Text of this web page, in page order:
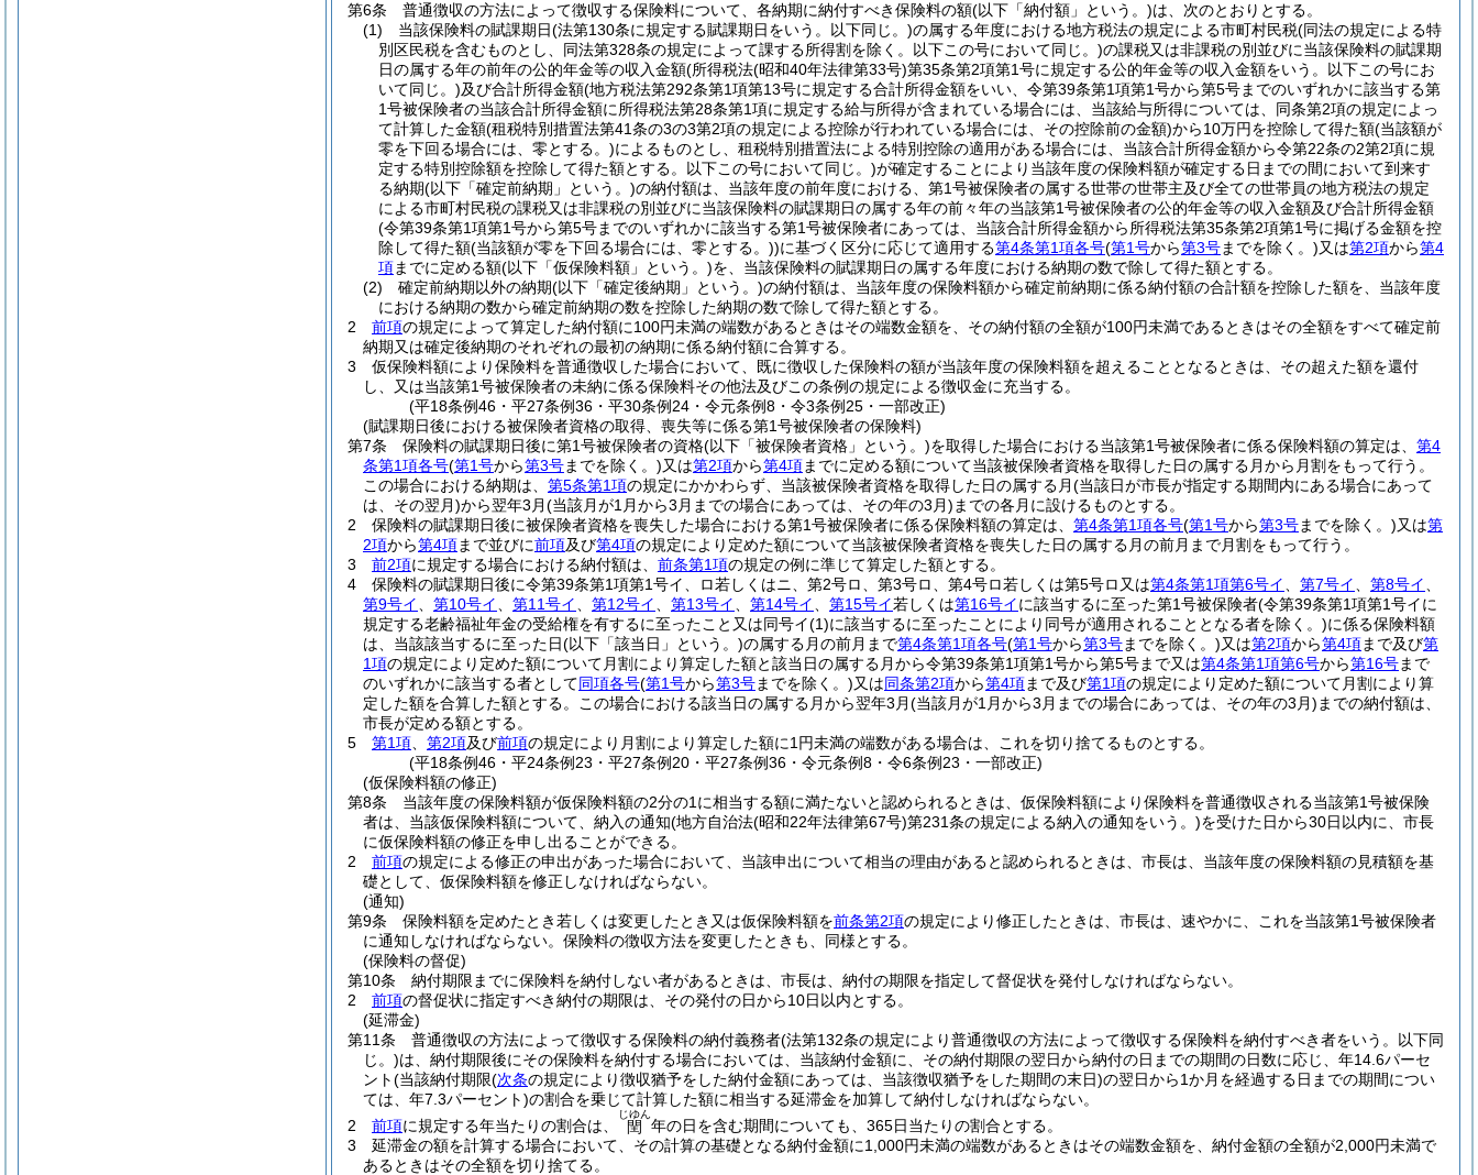
第6条
普通徴収の方法によって徴収する保険料について、各納期に納付すべき保険料の額(以下「納付額」という。)は、次のとおりとする。
(1)
当該保険料の賦課期日(法第130条に規定する賦課期日をいう。以下同じ。)の属する年度における地方税法の規定による市町村民税(同法の規定による特
別区民税を含むものとし、同法第328条の規定によって課する所得割を除く。以下この号において同じ。)の課税又は非課税の別並びに当該保険料の賦課期
日の属する年の前年の公的年金等の収入金額(所得税法(昭和40年法律第33号)第35条第2項第1号に規定する公的年金等の収入金額をいう。以下この号にお
いて同じ。)及び合計所得金額(地方税法第292条第1項第13号に規定する合計所得金額をいい、令第39条第1項第1号から第5号までのいずれかに該当する第
1号被保険者の当該合計所得金額に所得税法第28条第1項に規定する給与所得が含まれている場合には、当該給与所得については、同条第2項の規定によっ
て計算した金額(租税特別措置法第41条の3の3第2項の規定による控除が行われている場合には、その控除前の金額)から10万円を控除して得た額(当該額が
零を下回る場合には、零とする。)によるものとし、租税特別措置法による特別控除の適用がある場合には、当該合計所得金額から令第22条の2第2項に規
定する特別控除額を控除して得た額とする。以下この号において同じ。)が確定することにより当該年度の保険料額が確定する日までの間において到来す
る納期(以下「確定前納期」という。)の納付額は、当該年度の前年度における、第1号被保険者の属する世帯の世帯主及び全ての世帯員の地方税法の規定
による市町村民税の課税又は非課税の別並びに当該保険料の賦課期日の属する年の前々年の当該第1号被保険者の公的年金等の収入金額及び合計所得金額
(令第39条第1項第1号から第5号までのいずれかに該当する第1号被保険者にあっては、当該合計所得金額から所得税法第35条第2項第1号に掲げる金額を控
除して得た額(当該額が零を下回る場合には、零とする。))に基づく区分に応じて適用する第4条第1項各号(第1号から第3号までを除く。)又は第2項から第4
項までに定める額(以下「仮保険料額」という。)を、当該保険料の賦課期日の属する年度における納期の数で除して得た額とする。
(2)
確定前納期以外の納期(以下「確定後納期」という。)の納付額は、当該年度の保険料額から確定前納期に係る納付額の合計額を控除した額を、当該年度
における納期の数から確定前納期の数を控除した納期の数で除して得た額とする。
2
前項の規定によって算定した納付額に100円未満の端数があるときはその端数金額を、その納付額の全額が100円未満であるときはその全額をすべて確定前
納期又は確定後納期のそれぞれの最初の納期に係る納付額に合算する。
3
仮保険料額により保険料を普通徴収した場合において、既に徴収した保険料の額が当該年度の保険料額を超えることとなるときは、その超えた額を還付
し、又は当該第1号被保険者の未納に係る保険料その他法及びこの条例の規定による徴収金に充当する。
(平18条例46・平27条例36・平30条例24・令元条例8・令3条例25・一部改正)
(賦課期日後における被保険者資格の取得、喪失等に係る第1号被保険者の保険料)
第7条
保険料の賦課期日後に第1号被保険者の資格(以下「被保険者資格」という。)を取得した場合における当該第1号被保険者に係る保険料額の算定は、 第4
条第1項各号(第1号から第3号までを除く。)又は第2項から第4項までに定める額について当該被保険者資格を取得した日の属する月から月割をもって行う。
この場合における納期は、 第5条第1項の規定にかかわらず、当該被保険者資格を取得した日の属する月(当該日が市長が指定する期間内にある場合にあって
は、その翌月)から翌年3月(当該月が1月から3月までの場合にあっては、その年の3月) までの各月に設けるものとする。
2
保険料の賦課期日後に被保険者資格を喪失した場合における第1号被保険者に係る保険料額の算定は、 第4条第1項各号(第1号から第3号までを除く。)又は第
2項から第4項まで並びに前項及び第4項の規定により定めた額について当該被保険者資格を喪失した日の属する月の前月まで月割をもって行う。
3
前2項に規定する場合における納付額は、 前条第1項の規定の例に準じて算定した額とする。
4
保険料の賦課期日後に令第39条第1項第1号イ、ロ若しくはニ、第2号ロ、第3号ロ、第4号ロ若しくは第5号ロ又は第4条第1項第6号イ 第7号イ 第8号イ
第9号イ
第10号イ 第11号イ 第12号イ 第13号イ 第14号イ 第15号イ若しくは第16号イに該当するに至った第1号被保険者(令第39条第1項第1号イに
規定する老齢福祉年金の受給権を有するに至ったこと又は同号イ(1)に該当するに至ったことにより同号が適用されることとなる者を除く。)に係る保険料額
は、当該該当するに至った日(以下「該当日」という。)の属する月の前月まで第4条第1項各号(第1号から第3号までを除く。)又は第2項から第4項まで及び第
1項の規定により定めた額について月割により算定した額と該当日の属する月から令第39条第1項第1号から第5号まで又は第4条第1項第6号から第16号まで
のいずれかに該当する者として同項各号(第1号から第3号までを除く。)又は同条第2項から第4項まで及び第1項の規定により定めた額について月割により算
定した額を合算した額とする。
この場合における該当日の属する月から翌年3月(当該月が1月から3月までの場合にあっては、その年の3月) までの納付額は、
市長が定める額とする。
5
第1項 第2項及び前項の規定により月割により算定した額に1円未満の端数がある場合は、これを切り捨てるものとする。
(平18条例46・平24条例23・平27条例20・平27条例36・令元条例8・令6条例23・一部改正)
(仮保険料額の修正)
第8条
当該年度の保険料額が仮保険料額の2分の1に相当する額に満たないと認められるときは、仮保険料額により保険料を普通徴収される当該第1号被保険
者は、当該仮保険料額について、納入の通知(地方自治法(昭和22年法律第67号)第231条の規定による納入の通知をいう。)を受けた日から30日以内に、市長
に仮保険料額の修正を申し出ることができる。
2
前項の規定による修正の申出があった場合において、当該申出について相当の理由があると認められるときは、市長は、当該年度の保険料額の見積額を基
礎として、仮保険料額を修正しなければならない。
(通知)
第9条
保険料額を定めたとき若しくは変更したとき又は仮保険料額を前条第2項の規定により修正したときは、市長は、速やかに、これを当該第1号被保険者
に通知しなければならない。 保険料の徴収方法を変更したときも、同様とする。
(保険料の督促)
第10条
納付期限までに保険料を納付しない者があるときは、市長は、納付の期限を指定して督促状を発付しなければならない。
2
前項の督促状に指定すべき納付の期限は、その発付の日から10日以内とする。
(延滞金)
第11条
普通徴収の方法によって徴収する保険料の納付義務者(法第132条の規定により普通徴収の方法によって徴収する保険料を納付すべき者をいう。以下同
じ。)は、納付期限後にその保険料を納付する場合においては、当該納付金額に、その納付期限の翌日から納付の日までの期間の日数に応じ、年14.6パーセ
ント(当該納付期限(次条の規定により徴収猶予をした納付金額にあっては、当該徴収猶予をした期間の末日)の翌日から1か月を経過する日までの期間につい
ては、年7.3パーセント)の割合を乗じて計算した額に相当する延滞金を加算して納付しなければならない。
2
前項に規定する年当たりの割合は、 閏
じゆん
年の日を含む期間についても、365日当たりの割合とする。
3
延滞金の額を計算する場合において、その計算の基礎となる納付金額に1,000円未満の端数があるときはその端数金額を、納付金額の全額が2,000円未満で
あるときはその全額を切り捨てる。